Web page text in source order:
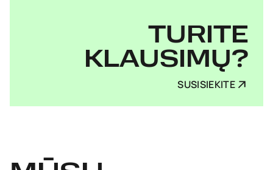
TURITE
KLAUSIMŲ?
SUSISIEKITE